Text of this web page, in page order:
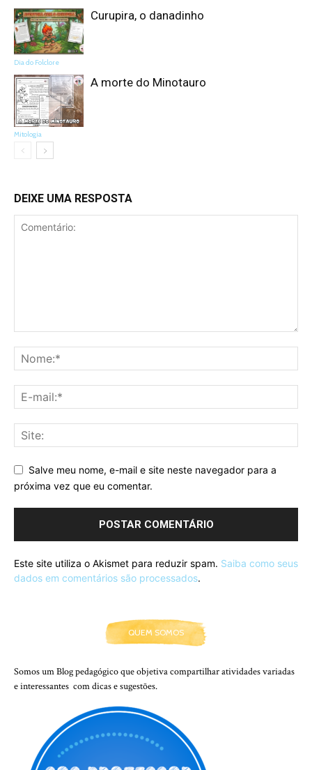
Dia do Folclore
Curupira, o danadinho
Mitologia
A morte do Minotauro
DEIXE UMA RESPOSTA
Salve meu nome, e-mail e site neste navegador para a
próxima vez que eu comentar.
Este site utiliza o Akismet para reduzir spam. Saiba como seus
dados em comentários são processados.
QUEM SOMOS
Somos um Blog pedagógico que objetiva compartilhar atividades variadas
e interessantes com dicas e sugestões.